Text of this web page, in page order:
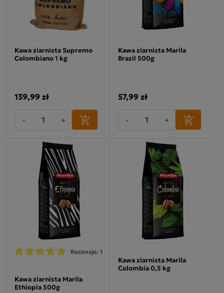
Kawa ziarnista Supremo
Colombiano 1 kg
139,99 zł
- +
Kawa ziarnista Marila
Brazil 500g
57,99 zł
- +
Recenzje: 1
Kawa ziarnista Marila
Ethiopia 500g
Kawa ziarnista Marila
Colombia 0,5 kg